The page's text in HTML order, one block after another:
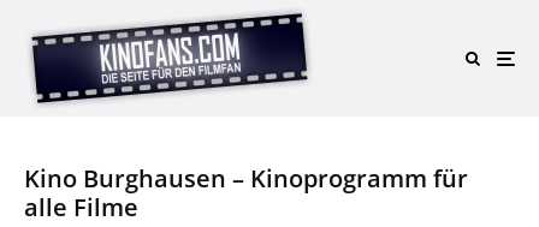
Kino Burghausen – Kinoprogramm für
alle Filme